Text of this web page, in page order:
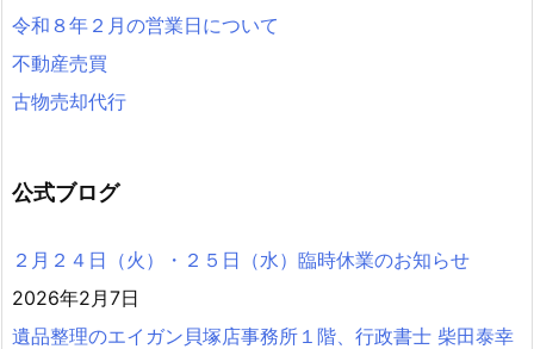
令和８年２月の営業日について
不動産売買
古物売却代行
公式ブログ
２月２４日（火）・２５日（水）臨時休業のお知らせ
2026年2月7日
遺品整理のエイガン貝塚店事務所１階、行政書士 柴田泰幸